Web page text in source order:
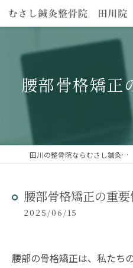
腰部骨格矯正
田川の整骨院ならむさし鍼灸整骨院 田川院
腰部骨格矯正の重
2025/06/15
腰部の骨格矯正は、私たち